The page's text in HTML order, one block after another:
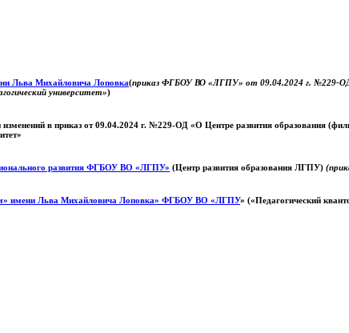
Льва Михайловича Лоповка(приказ ФГБОУ ВО «ЛГПУ» от 09.04.2024 г. №229-ОД
университет»)
изменений в приказ от 09.04.2024 г. №229-ОД «О Центре развития образования
развития ФГБОУ ВО «ЛГПУ» (Центр развития образования ЛГПУ)
имени Льва Михайловича Лоповка» ФГБОУ ВО «ЛГПУ» («Педагогический